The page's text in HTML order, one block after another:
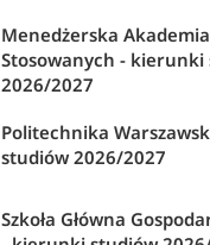
Menedżerska
Stosowanych - kierunki
2026/2027
Politechnika
studiów 2026/2027
Szkoła Główna